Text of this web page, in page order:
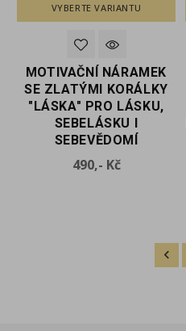
VYBERTE VARIANTU
MOTIVAČNÍ NÁRAMEK
SE ZLATÝMI KORÁLKY
"LÁSKA" PRO LÁSKU,
SEBELÁSKU I
SEBEVĚDOMÍ
490,- KčCena